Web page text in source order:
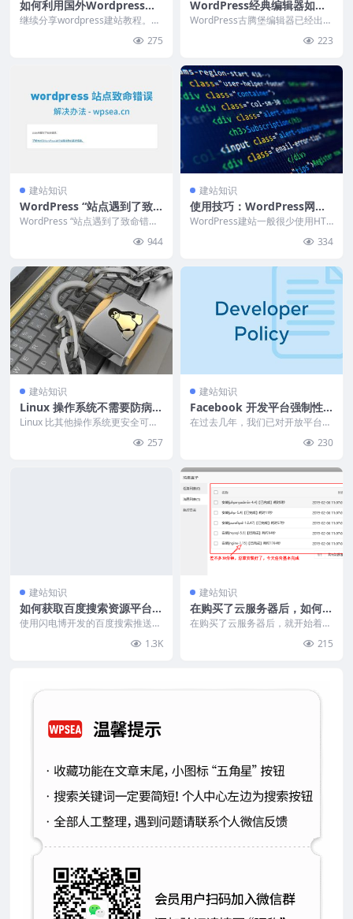
如何利用国外Wordpress主
题使网站流畅运行？
继续分享wordpress建站教程。近
275
WordPress经典编辑器如何
设置文本模式为默认打开方
WordPress古腾堡编辑器已经出来
223
建站知识
WordPress “站点遇到了致
命错误”解决办法
WordPress “站点遇到了致命错误”
944
建站知识
使用技巧：WordPress网站
上传HTML文件的方法
WordPress建站一般很少使用HT
334
建站知识
Linux 操作系统不需要防病毒
软件和防火墙的几个原因
Linux 比其他操作系统更安全可
257
建站知识
Facebook 开发平台强制性
合规要求
在过去几年，我们已对开放平台作
230
建站知识
如何获取百度搜索资源平台推
送接口地址（准入密钥）？
使用闪电博开发的百度搜索推送管
1.3K
建站知识
在购买了云服务器后，如何部
署云服务器搭建工作
在购买了云服务器后，就开始着手
215